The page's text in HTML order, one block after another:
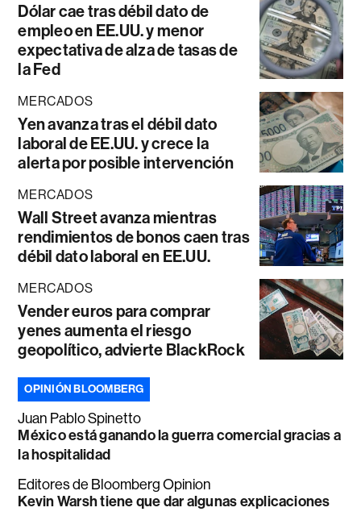
Dólar cae tras débil dato de
empleo en EE.UU. y menor
expectativa de alza de tasas de
la Fed
MERCADOS
Yen avanza tras el débil dato
laboral de EE.UU. y crece la
alerta por posible intervención
MERCADOS
Wall Street avanza mientras
rendimientos de bonos caen tras
débil dato laboral en EE.UU.
MERCADOS
Vender euros para comprar
yenes aumenta el riesgo
geopolítico, advierte BlackRock
OPINIÓN BLOOMBERG
Juan Pablo Spinetto
México está ganando la guerra comercial gracias a
la hospitalidad
Editores de Bloomberg Opinion
Kevin Warsh tiene que dar algunas explicaciones